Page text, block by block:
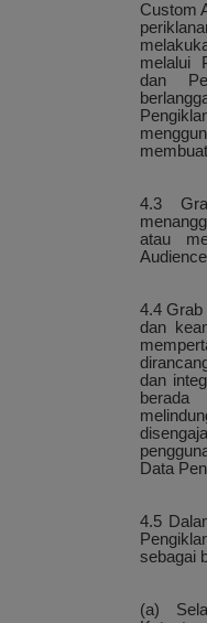
Custom
melalui
dan
4.3
atau
4.4
dan
dan
Data
4.5
sebagai
(a)